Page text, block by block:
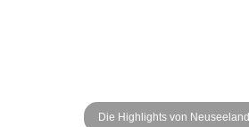
Die Highlights von Neuseeland